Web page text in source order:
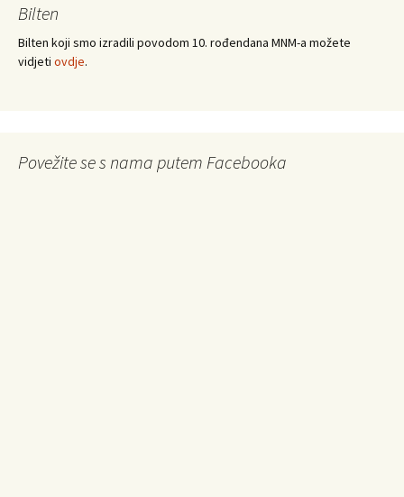
Bilten
Bilten koji smo izradili povodom 10. rođendana MNM-a možete
vidjeti ovdje.
Povežite se s nama putem Facebooka